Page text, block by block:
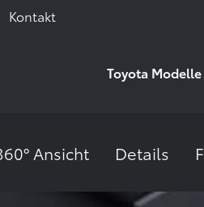
Kontakt
Toyota Modelle
Ansicht Details